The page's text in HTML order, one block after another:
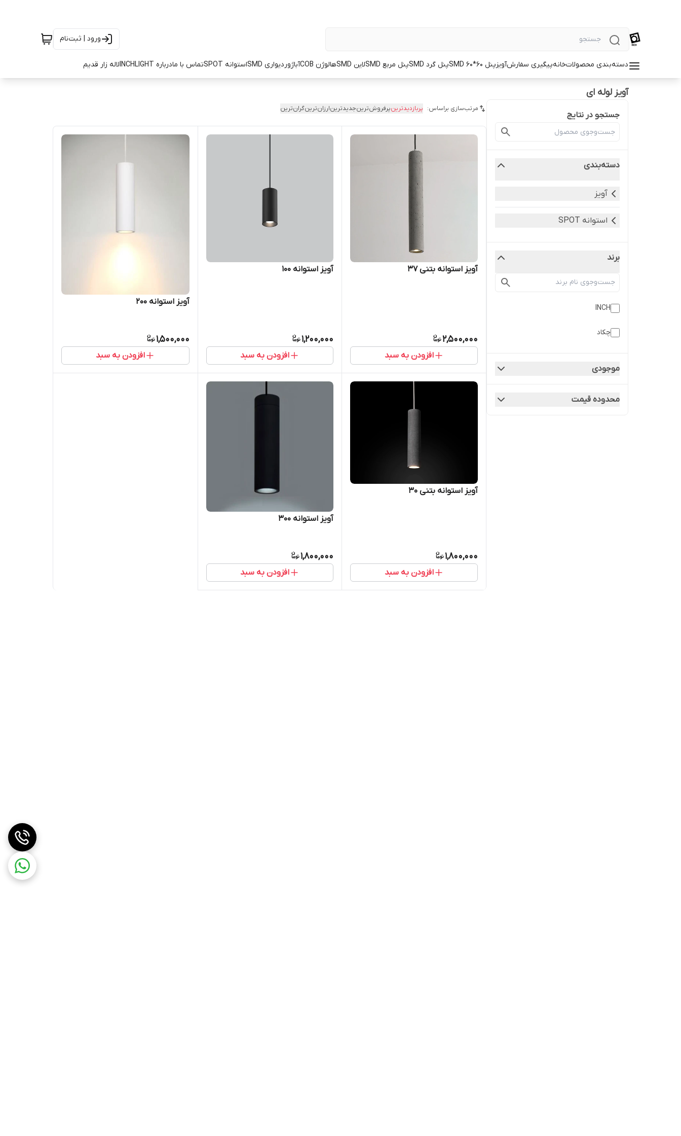
ورود | ثبت‌نام
دسته‌بندی محصولاتخانهپیگیری سفارشآویزپنل SMD 60*60 پنل گرد SMD پنل مربع SMD لاین SMD هالوژن COB آباژوردیواری SMD استوانه SPOT تماس با مادرباره INCHLIGHT لاله زار قدیم
آویز لوله ای
جستجو در نتایج
دسته‌بندی
آویز
استوانه SPOT
برند
INCH
چکاد
موجودی
محدوده قیمت
مرتب‌سازی براساس: پربازدیدترینپرفروش‌ترینجدیدترینارزان‌ترینگران‌ترین
آویز استوانه بتنی 37
2,500,000
افزودن به سبد
آویز استوانه 100
1,200,000
افزودن به سبد
آویز استوانه 200
1,500,000
افزودن به سبد
آویز استوانه بتنی 30
1,800,000
افزودن به سبد
آویز استوانه 300
1,800,000
افزودن به سبد